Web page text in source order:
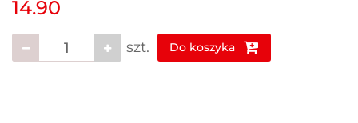
14.90
szt. Do koszyka